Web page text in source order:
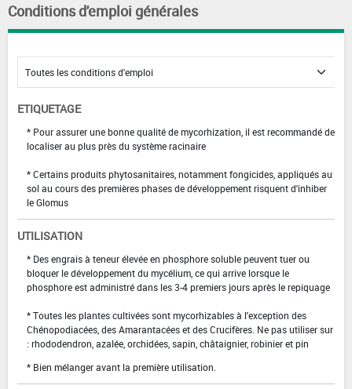
Conditions d'emploi générales
ETIQUETAGE
* Pour assurer une bonne qualité de mycorhization, il est recommandé de
localiser au plus près du système racinaire
* Certains produits phytosanitaires, notamment fongicides, appliqués au
sol au cours des premières phases de développement risquent d'inhiber
le Glomus
UTILISATION
* Des engrais à teneur élevée en phosphore soluble peuvent tuer ou
bloquer le développement du mycélium, ce qui arrive lorsque le
phosphore est administré dans les 3-4 premiers jours après le repiquage
* Toutes les plantes cultivées sont mycorhizables à l'exception des
Chénopodiacées, des Amarantacées et des Crucifères. Ne pas utiliser sur
: rhododendron, azalée, orchidées, sapin, châtaignier, robinier et pin
* Bien mélanger avant la première utilisation.